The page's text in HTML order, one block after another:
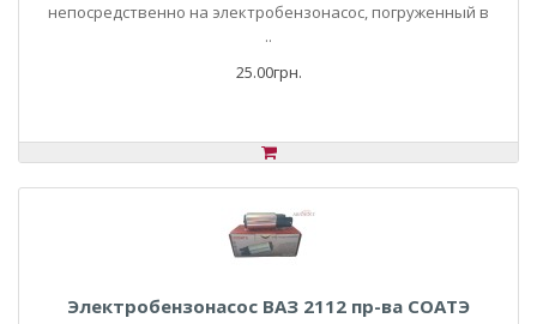
непосредственно на электробензонасос, погруженный в
..
25.00грн.
Электробензонасос ВАЗ 2112 пр-ва СОАТЭ